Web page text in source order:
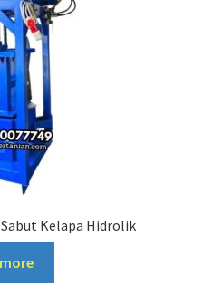
Kelapa Hidrolik